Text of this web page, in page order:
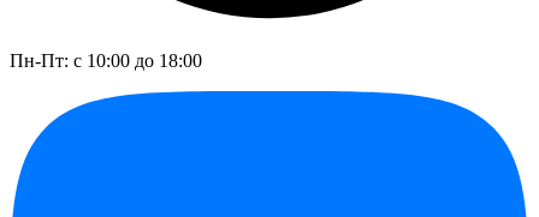
Пн-Пт: с 10:00 до 18:00